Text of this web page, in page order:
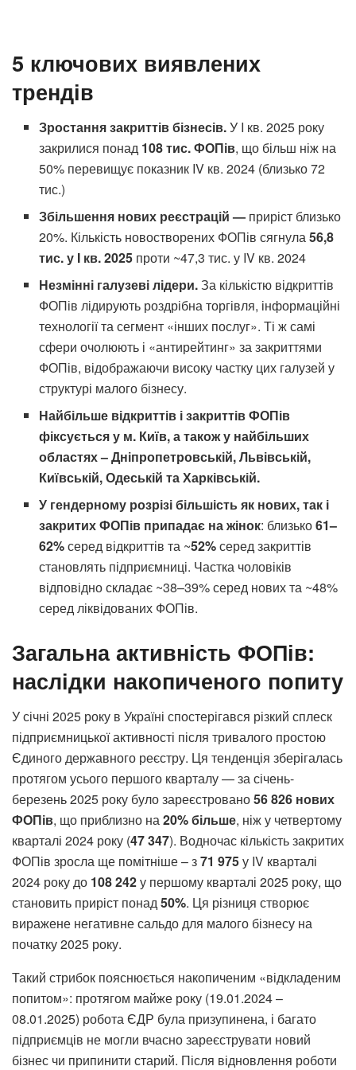
5 ключових виявлених
трендів
Зростання закриттів бізнесів.У I кв. 2025 року
закрилися понад 108 тис. ФОПів, що більш ніж на
50% перевищує показник IV кв. 2024 (близько 72
тис.)
Збільшення нових реєстрацій — приріст близько
20%. Кількість новостворених ФОПів сягнула56,8
тис. у I кв. 2025 проти ~47,3 тис. у IV кв. 2024
Незмінні галузеві лідери.За кількістю відкриттів
ФОПів лідирують роздрібна торгівля, інформаційні
технології та сегмент «інших послуг». Ті ж самі
сфери очолюють і «антирейтинг» за закриттями
ФОПів, відображаючи високу частку цих галузей у
структурі малого бізнесу.
Найбільше відкриттів і закриттів ФОПів
фіксується у м. Київ, а також у найбільших
областях – Дніпропетровській, Львівській,
Київській, Одеській та Харківській.
У гендерному розрізі більшість як нових, так і
закритих ФОПів припадає на жінок: близько61–
62%серед відкриттів та ~52%серед закриттів
становлять підприємниці. Частка чоловіків
відповідно складає ~38–39% серед нових та ~48%
серед ліквідованих ФОПів.
Загальна активність ФОПів:
наслідки накопиченого попиту
У січні 2025 року в Україні спостерігався різкий сплеск
підприємницької активності після тривалого простою
Єдиного державного реєстру. Ця тенденція зберігалась
протягом усього першого кварталу — за січень-
березень 2025 року було зареєстровано56 826 нових
ФОПів, що приблизно на20% більше, ніж у четвертому
кварталі 2024 року (47 347). Водночас кількість закритих
ФОПів зросла ще помітніше – з71 975у IV кварталі
2024 року до 108 242у першому кварталі 2025 року, що
становить приріст понад50%. Ця різниця створює
виражене негативне сальдо для малого бізнесу на
початку 2025 року.
Такий стрибок пояснюється накопиченим «відкладеним
попитом»: протягом майже року (19.01.2024 –
08.01.2025) робота ЄДР була призупинена, і багато
підприємців не могли вчасно зареєструвати новий
бізнес чи припинити старий. Після відновлення роботи